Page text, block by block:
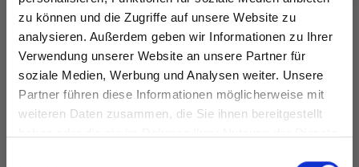
zu können und die Zugriffe auf unsere Website zu
analysieren. Außerdem geben wir Informationen zu Ihrer
Verwendung unserer Website an unsere Partner für
soziale Medien, Werbung und Analysen weiter. Unsere
Partner führen diese Informationen möglicherweise mit
weiteren Daten zusammen, die Sie ihnen bereitgestellt
FÜR SIE EMPFOHLEN
Spare bis zu 50%